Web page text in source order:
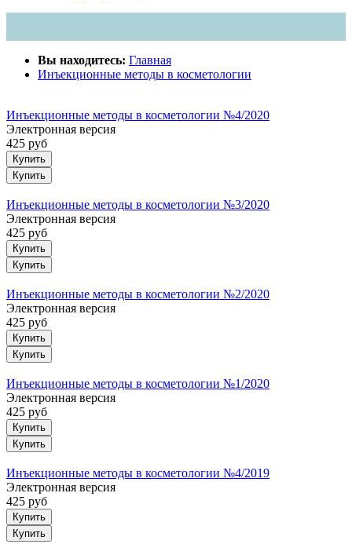
Вы находитесь: Главная
Инъекционные методы в косметологии
Инъекционные методы в косметологии №4/2020
Электронная версия
425 руб
Купить
Инъекционные методы в косметологии №3/2020
Электронная версия
425 руб
Купить
Инъекционные методы в косметологии №2/2020
Электронная версия
425 руб
Купить
Инъекционные методы в косметологии №1/2020
Электронная версия
425 руб
Купить
Инъекционные методы в косметологии №4/2019
Электронная версия
425 руб
Купить